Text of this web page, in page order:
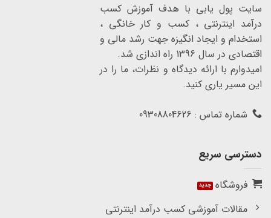
سایت پول یابی با هدف آموزش کسب
درآمد اینترنتی ، کسب و کار خانگی ،
استخدام و ایجاد انگیزه جهت رشد مالی و
اقتصادی در سال 1396 راه اندازی شد.
امیدوارم با ارائه دیدگاه و نظرات، ما را در
این مسیر یاری کنید.
شماره تماس : 09308804626
دسترسی سریع
فروشگاه
مقالات آموزشی کسب درآمد اینترنتی